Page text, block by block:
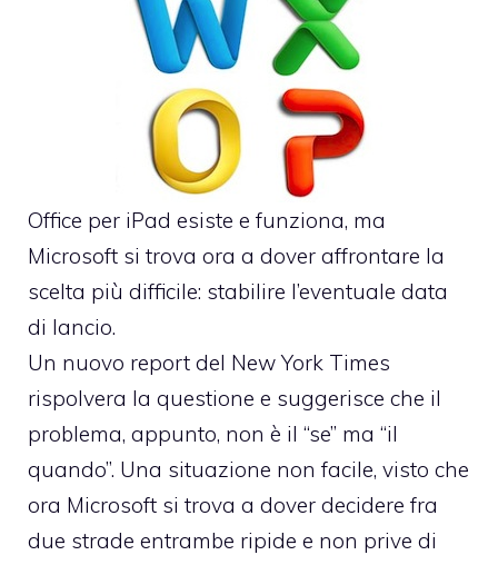
Office per iPad esiste e funziona, ma
Microsoft si trova ora a dover affrontare la
scelta più difficile: stabilire l’eventuale data
di lancio.
Un nuovo report del New York Times
rispolvera la questione e suggerisce che il
problema, appunto, non è il “se” ma “il
quando”. Una situazione non facile, visto che
ora Microsoft si trova a dover decidere fra
due strade entrambe ripide e non prive di